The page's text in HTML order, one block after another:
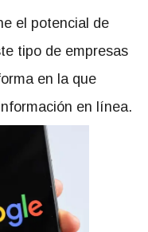
el potencial de
tipo de empresas
en la que
en línea.